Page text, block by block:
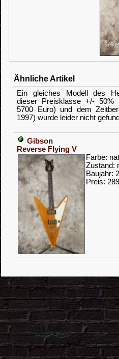
Ähnliche Artikel
Ein gleiches Modell des
dieser Preisklasse +/- 50%
5700 Euro) und dem
1997) wurde leider nicht
Gibson
Reverse Flying V
Farbe:
Zustand:
Baujahr:
Preis: